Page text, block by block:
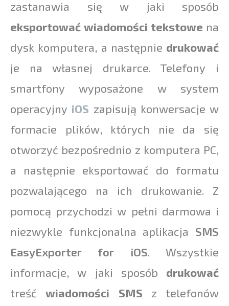
zastanawia się w jaki sposób
eksportować wiadomości tekstowe na
dysk komputera, a następnie drukować
je na własnej drukarce. Telefony i
smartfony wyposażone w system
operacyjny iOS zapisują konwersacje w
formacie plików, których nie da się
otworzyć bezpośrednio z komputera PC,
a następnie eksportować do formatu
pozwalającego na ich drukowanie. Z
pomocą przychodzi w pełni darmowa i
niezwykle funkcjonalna aplikacja SMS
EasyExporter for iOS. Wszystkie
informacje, w jaki sposób drukować
treśćwiadomości SMS z telefonów